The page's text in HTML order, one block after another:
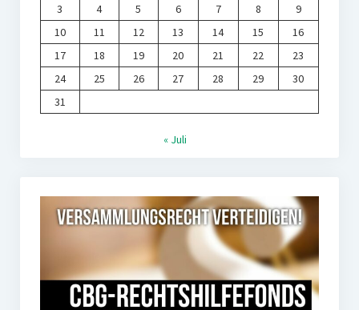
3 4 5 6 7 8
9
10
11 12 13 14 15
16
17
18 19 20 21 22
23
24
25 26 27 28 29
30
31
« Juli